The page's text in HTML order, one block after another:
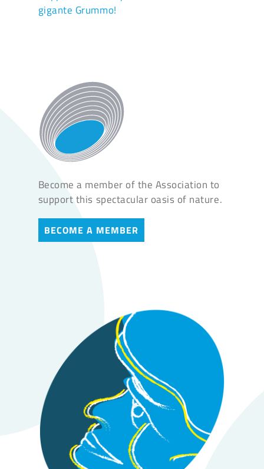
gigante Grummo!
Become a member of the Association to
support this spectacular oasis of nature.
BECOME A MEMBER